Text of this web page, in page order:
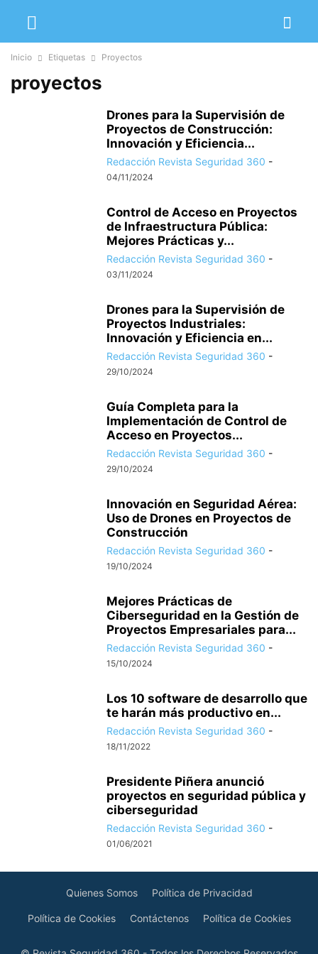
Inicio Etiquetas Proyectos
proyectos
Drones para la Supervisión de
Proyectos de Construcción:
Innovación y Eficiencia...
Redacción Revista Seguridad 360 -
04/11/2024
Control de Acceso en Proyectos
de Infraestructura Pública:
Mejores Prácticas y...
Redacción Revista Seguridad 360 -
03/11/2024
Drones para la Supervisión de
Proyectos Industriales:
Innovación y Eficiencia en...
Redacción Revista Seguridad 360 -
29/10/2024
Guía Completa para la
Implementación de Control de
Acceso en Proyectos...
Redacción Revista Seguridad 360 -
29/10/2024
Innovación en Seguridad Aérea:
Uso de Drones en Proyectos de
Construcción
Redacción Revista Seguridad 360 -
19/10/2024
Mejores Prácticas de
Ciberseguridad en la Gestión de
Proyectos Empresariales para...
Redacción Revista Seguridad 360 -
15/10/2024
Los 10 software de desarrollo que
te harán más productivo en...
Redacción Revista Seguridad 360 -
18/11/2022
Presidente Piñera anunció
proyectos en seguridad pública y
ciberseguridad
Redacción Revista Seguridad 360 -
01/06/2021
Quienes Somos Política de Privacidad
Política de Cookies Contáctenos Política de Cookies